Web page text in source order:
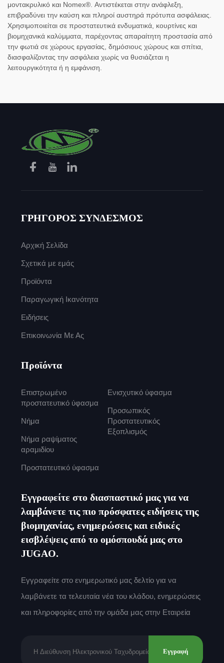
μοντακρυλικό και Nomex®. Αντιστέκεται στην ανάφλεξη,
επιβραδύνει την καύση και πληροί αυστηρά πρότυπα ασφάλειας.
Χρησιμοποιείται σε προστατευτικά ενδυματικά, κουρτίνες και
βιομηχανικά καλύμματα, παρέχοντας απαραίτητη προστασία από
την φωτιά σε χώρους εργασίας, δημόσιους χώρους και σπίτια,
διασφαλίζοντας την ασφάλεια χωρίς να θυσιάζεται η
λειτουργικότητα ή η εμφάνιση.
ΓΡΗΓΟΡΟΣ ΣΥΝΔΕΣΜΟΣ
Αρχική Σελίδα
Σχετικά με εμάς
Προϊόντα
Παραγωγική Ικανότητα
Ειδήσεις
Επικοινωνία Με Ας
Προϊόντα
Επιστρωμένο
προστατευτικό ύφασμα
Νήμα
Νήμα ραψίματος
αραμιδίου
Προστατευτικό ύφασμα
Ενισχυτικό ύφασμα
Προσωπικός
Προστατευτικός
Εξοπλισμός
Εγγραφείτε στο διασπαστικό μας για να
λαμβάνετε τις πιο πρόσφατες ειδήσεις της
βιομηχανίας, ενημερώσεις και ειδικές
εισβλέψεις από το ομόσπουδά μας στο
JUGAO.
Εγγραφείτε στο ενημερωτικό μας δελτίο για να
λαμβάνετε τα τελευταία νέα του κλάδου, ενημερώσεις
και πληροφορίες από την ομάδα μας στην Εταιρεία
Εγγραφή